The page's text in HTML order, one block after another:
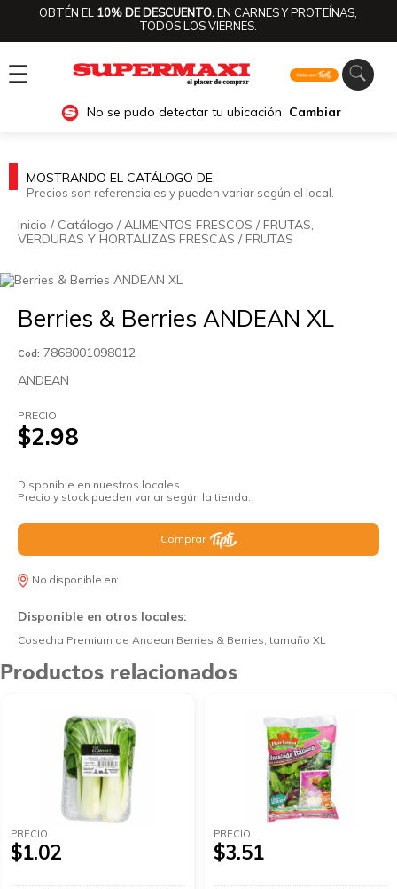
OBTÉN EL 10% DE DESCUENTO.EN CARNES Y PROTEÍNAS,
TODOS LOS VIERNES.
☰
No se pudo detectar tu ubicación Cambiar
MOSTRANDO EL CATÁLOGO DE:
Precios son referenciales y pueden variar según el local.
Inicio / Catálogo /ALIMENTOS FRESCOS / FRUTAS,
VERDURAS Y HORTALIZAS FRESCAS / FRUTAS
Berries & Berries ANDEAN XL
Cod: 7868001098012
ANDEAN
PRECIO
$2.98
Disponible en nuestros locales.
Precio y stock pueden variar según la tienda.
Comprar
No disponible en:
Disponible en otros locales:
Cosecha Premium de Andean Berries & Berries, tamaño XL
Productos relacionados
PRECIO
$1.02
PRECIO
$3.51